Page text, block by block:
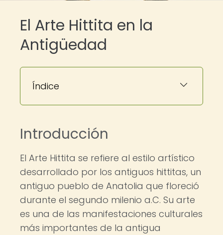
El Arte Hittita en la
Antigüedad
Índice
Introducción
El Arte Hittita se refiere al estilo artístico
desarrollado por los antiguos hittitas, un
antiguo pueblo de Anatolia que floreció
durante el segundo milenio a.C. Su arte
es una de las manifestaciones culturales
más importantes de la antigua